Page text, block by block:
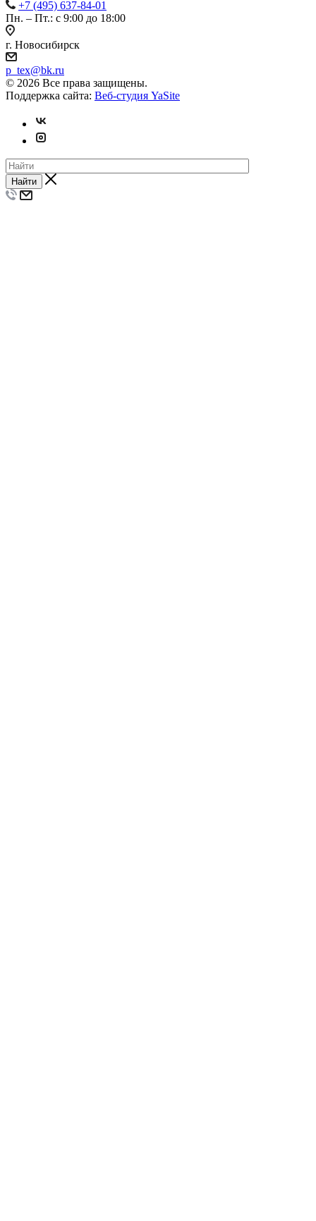
+7 (495) 637-84-01
Пн. – Пт.: с 9:00 до 18:00
г. Новосибирск
p_tex@bk.ru
© 2026 Все права защищены.
Поддержка сайта: Веб-студия YaSite
Найти